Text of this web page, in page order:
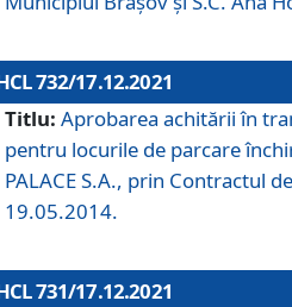
732/17.12.2021
Titlu: Aprobarea achitării în
pentru locurile de parcare
PALACE S.A., prin Contractul
19.05.2014.
731/17.12.2021